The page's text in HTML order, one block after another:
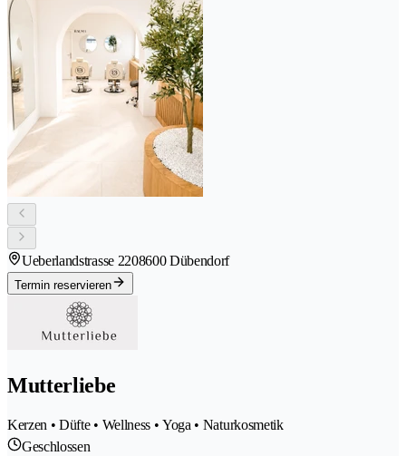
Ueberlandstrasse 2208600 Dübendorf
Termin reservieren
Mutterliebe
Kerzen • Düfte • Wellness • Yoga • Naturkosmetik
Geschlossen